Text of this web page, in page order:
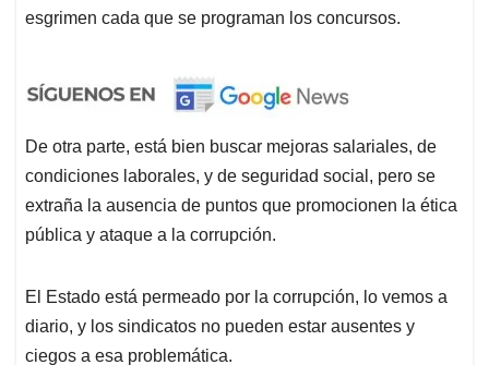
esgrimen cada que se programan los concursos.
De otra parte, está bien buscar mejoras salariales, de
condiciones laborales, y de seguridad social, pero se
extraña la ausencia de puntos que promocionen la ética
pública y ataque a la corrupción.
El Estado está permeado por la corrupción, lo vemos a
diario, y los sindicatos no pueden estar ausentes y
ciegos a esa problemática.